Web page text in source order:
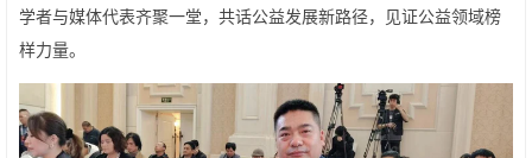
学者与媒体代表齐聚一堂，共话公益发展新路径，见证公益领域榜
样力量。